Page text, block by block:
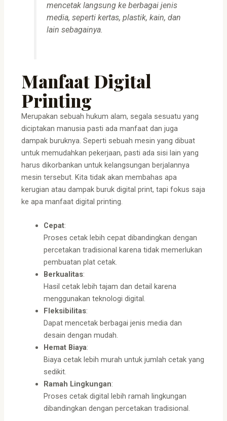
mencetak langsung ke berbagai jenis
media, seperti kertas, plastik, kain, dan
lain sebagainya.
Manfaat Digital
Printing
Merupakan sebuah hukum alam, segala sesuatu yang
diciptakan manusia pasti ada manfaat dan juga
dampak buruknya. Seperti sebuah mesin yang dibuat
untuk memudahkan pekerjaan, pasti ada sisi lain yang
harus dikorbankan untuk kelangsungan berjalannya
mesin tersebut. Kita tidak akan membahas apa
kerugian atau dampak buruk digital print, tapi fokus saja
ke apa manfaat digital printing.
Cepat:
Proses cetak lebih cepat dibandingkan dengan
percetakan tradisional karena tidak memerlukan
pembuatan plat cetak.
Berkualitas:
Hasil cetak lebih tajam dan detail karena
menggunakan teknologi digital.
Fleksibilitas:
Dapat mencetak berbagai jenis media dan
desain dengan mudah.
Hemat Biaya:
Biaya cetak lebih murah untuk jumlah cetak yang
sedikit.
Ramah Lingkungan:
Proses cetak digital lebih ramah lingkungan
dibandingkan dengan percetakan tradisional.